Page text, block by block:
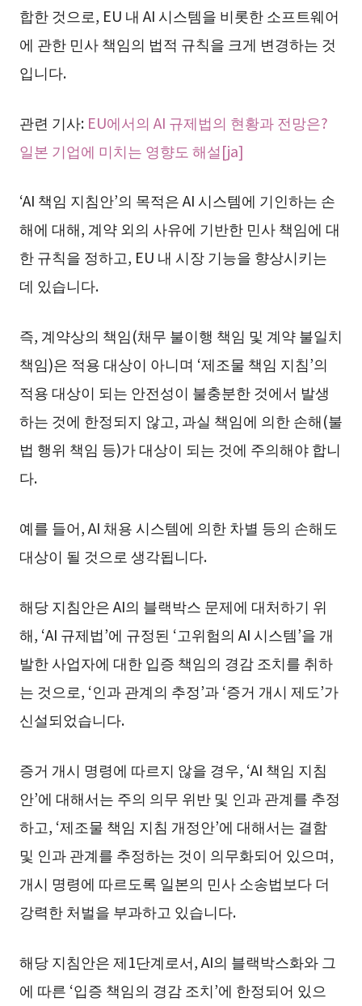
합한 것으로, EU 내 AI 시스템을 비롯한 소프트웨어
에 관한 민사 책임의 법적 규칙을 크게 변경하는 것
입니다.
관련 기사: EU에서의 AI 규제법의 현황과 전망은?
일본 기업에 미치는 영향도 해설[ja]
‘AI 책임 지침안’의 목적은 AI 시스템에 기인하는 손
해에 대해, 계약 외의 사유에 기반한 민사 책임에 대
한 규칙을 정하고, EU 내 시장 기능을 향상시키는
데 있습니다.
즉, 계약상의 책임(채무 불이행 책임 및 계약 불일치
책임)은 적용 대상이 아니며 ‘제조물 책임 지침’의
적용 대상이 되는 안전성이 불충분한 것에서 발생
하는 것에 한정되지 않고, 과실 책임에 의한 손해(불
법 행위 책임 등)가 대상이 되는 것에 주의해야 합니
다.
예를 들어, AI 채용 시스템에 의한 차별 등의 손해도
대상이 될 것으로 생각됩니다.
해당 지침안은 AI의 블랙박스 문제에 대처하기 위
해, ‘AI 규제법’에 규정된 ‘고위험의 AI 시스템’을 개
발한 사업자에 대한 입증 책임의 경감 조치를 취하
는 것으로, ‘인과 관계의 추정’과 ‘증거 개시 제도’가
신설되었습니다.
증거 개시 명령에 따르지 않을 경우, ‘AI 책임 지침
안’에 대해서는 주의 의무 위반 및 인과 관계를 추정
하고, ‘제조물 책임 지침 개정안’에 대해서는 결함
및 인과 관계를 추정하는 것이 의무화되어 있으며,
개시 명령에 따르도록 일본의 민사 소송법보다 더
강력한 처벌을 부과하고 있습니다.
해당 지침안은 제1단계로서, AI의 블랙박스화와 그
에 따른 ‘입증 책임의 경감 조치’에 한정되어 있으